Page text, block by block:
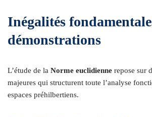
Inégalités
démonstrations
L’étude de la Norme euclidienne repose sur
majeures qui structurent toute l’analyse
espaces préhilbertiens.